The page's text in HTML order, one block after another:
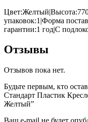
упаковок:1|Форма
гарантии:1 год|С
Отзывы
Отзывов пока нет.
Будьте первым, кто
Стандарт Пластик
Желтый”